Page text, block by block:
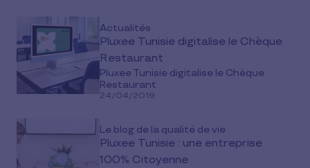
Actualités
Pluxee Tunisie digitalise le Chèque
Restaurant
Pluxee Tunisie digitalise le Chèque
Restaurant
24/04/2019
Le blog de la qualité de vie
Pluxee Tunisie : une entreprise
100% Citoyenne